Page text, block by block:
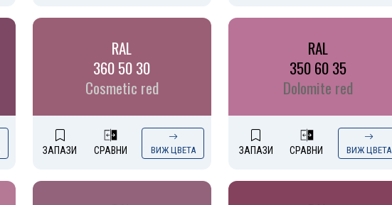
RAL
360 50 30
Cosmetic red
ЗАПАЗИ СРАВНИ ВИЖ ЦВЕТА
RAL
350 60 35
Dolomite red
ЗАПАЗИ СРАВНИ ВИЖ ЦВЕТА